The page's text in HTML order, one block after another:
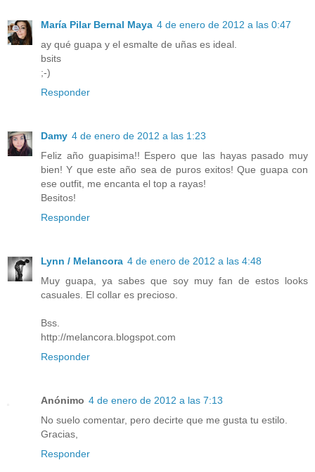
María Pilar Bernal Maya 4 de enero de 2012 a las 0:47
ay qué guapa y el esmalte de uñas es ideal.
bsits
;-)
Responder
Damy 4 de enero de 2012 a las 1:23
Feliz año guapisima!! Espero que las hayas pasado muy
bien! Y que este año sea de puros exitos! Que guapa con
ese outfit, me encanta el top a rayas!
Besitos!
Responder
Lynn / Melancora 4 de enero de 2012 a las 4:48
Muy guapa, ya sabes que soy muy fan de estos looks
casuales. El collar es precioso.
Bss.
http://melancora.blogspot.com
Responder
Anónimo 4 de enero de 2012 a las 7:13
No suelo comentar, pero decirte que me gusta tu estilo.
Gracias,
Responder